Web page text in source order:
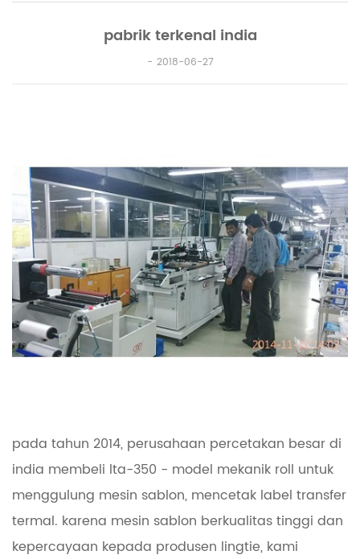
pabrik terkenal india
2018-06-27
pada tahun 2014, perusahaan percetakan besar di
india membeli lta-350 - model mekanik roll untuk
menggulung mesin sablon, mencetak label transfer
termal. karena mesin sablon berkualitas tinggi dan
kepercayaan kepada produsen lingtie, kami